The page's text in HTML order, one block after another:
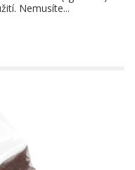
Nemusíte...